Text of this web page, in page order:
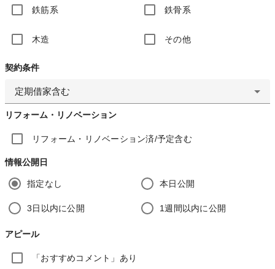
鉄筋系 鉄骨系
木造 その他
契約条件
定期借家含む
リフォーム・リノベーション
リフォーム・リノベーション済/予定含む
情報公開日
指定なし 本日公開
3日以内に公開 1週間以内に公開
アピール
「おすすめコメント」あり